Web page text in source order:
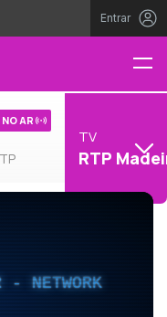
Entrar
NO AR
TV
RTP
- NETWORK